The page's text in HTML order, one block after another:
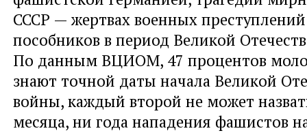
СССР — жертвах военных
пособников в период Великой
По данным ВЦИОМ, 47 процентов
знают точной даты начала Великой
войны, каждый второй не может
месяца, ни года нападения фашистов